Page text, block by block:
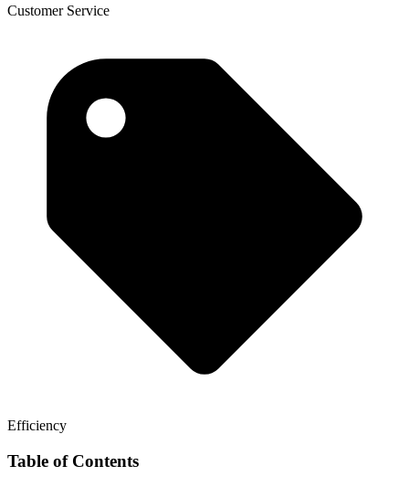
Customer Service
Efficiency
Table of Contents